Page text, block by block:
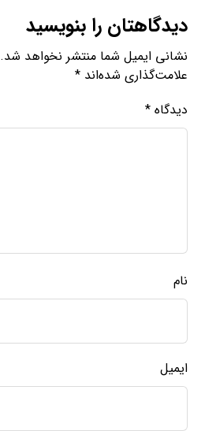
دیدگاهتان را بنویسید
نشانی ایمیل شما منتشر نخواهد شد.
علامت‌گذاری شده‌اند*
دیدگاه*
نام
ایمیل